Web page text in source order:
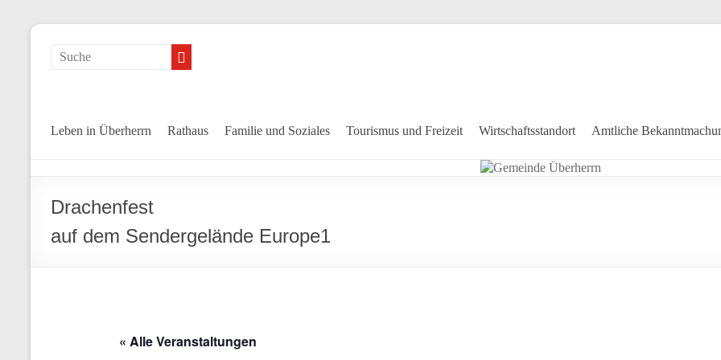
Leben in Überherrn Rathaus Familie und Soziales Tourismus und Freizeit Wirtschaftsstandort Amtliche
Drachenfest
auf dem Sendergelände Europe1
« Alle Veranstaltungen